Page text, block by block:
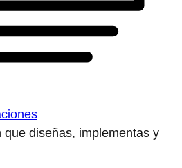
diseñas, implementas y